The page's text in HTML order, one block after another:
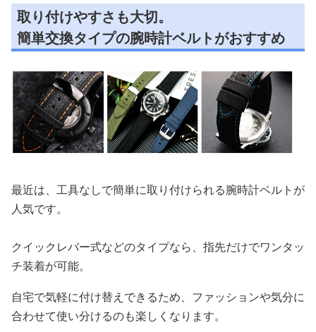
取り付けやすさも大切。
簡単交換タイプの腕時計ベルトがおすすめ
最近は、工具なしで簡単に取り付けられる腕時計ベルトが
人気です。
クイックレバー式などのタイプなら、指先だけでワンタッ
チ装着が可能。
自宅で気軽に付け替えできるため、ファッションや気分に
合わせて使い分けるのも楽しくなります。